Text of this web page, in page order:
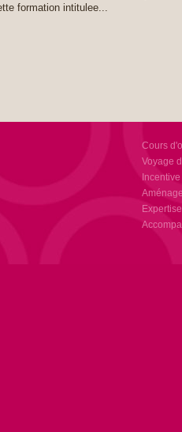
formation intitulee...
Cours
Voyage